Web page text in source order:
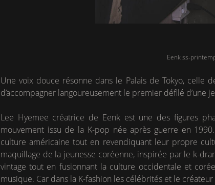
Eenk ss-
Une voix douce résonne dans le Palais de Tokyo, celle
d’accompagner langoureusement le premier défilé d’une
Lee Hyemee créatrice de Eenk est une des figures
mouvement issu de la K-pop née après guerre en
culture américaine tout en revendiquant leur propre
maquillage de la jeunesse coréenne, inspirée par le k-
vintage tout en fusionnant la culture occidentale et
musique. Car dans la K-fashion les célébrités et le